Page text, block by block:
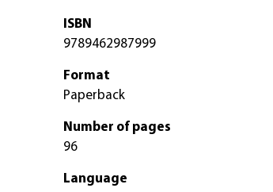
ISBN
9789462987999
Format
Paperback
Number of pages
96
Language